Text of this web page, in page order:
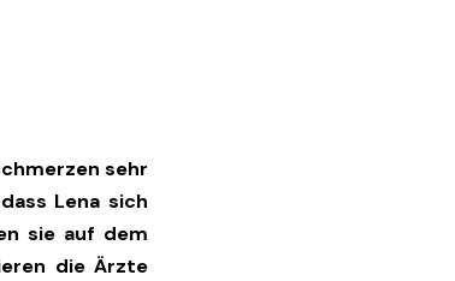
sehr
Lena sich
sie auf dem
die Ärzte